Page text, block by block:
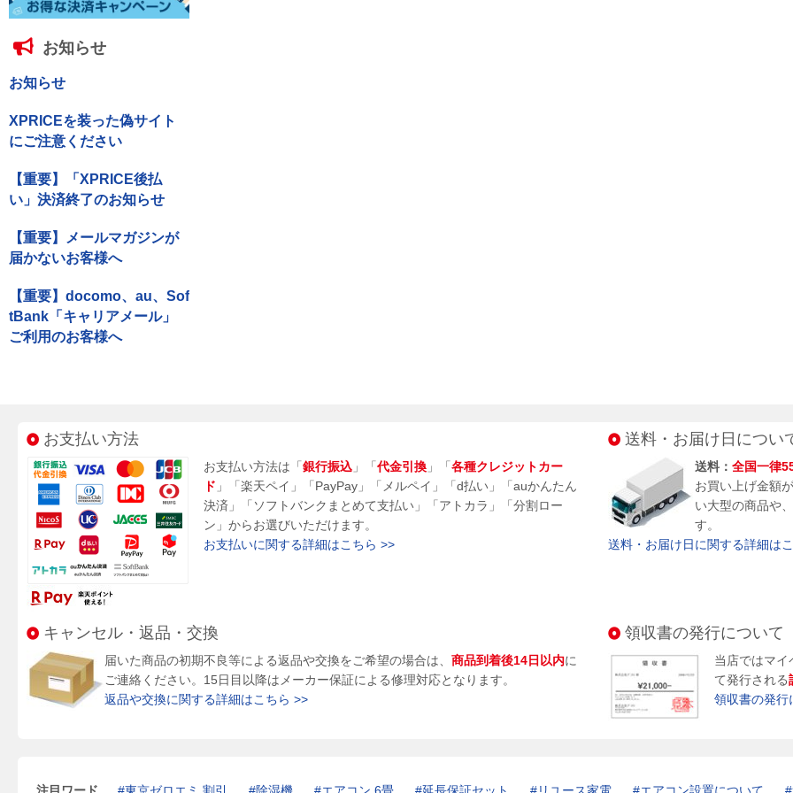
お知らせ
お知らせ
XPRICEを装った偽サイト
にご注意ください
【重要】「XPRICE後払
い」決済終了のお知らせ
【重要】メールマガジンが
届かないお客様へ
【重要】docomo、au、Sof
tBank「キャリアメール」
ご利用のお客様へ
お支払い方法
お支払い方法は「 銀行振込 」「 代金引換 」「 各種クレジットカー
ド 」「楽天ペイ」「PayPay」「メルペイ」「d払い」「auかんたん
決済」「ソフトバンクまとめて支払い」「アトカラ」「分割ロー
ン」からお選びいただけます。
お支払いに関する詳細はこちら >>
送料・お届け日につい
送料： 全国一律
お買い上げ金額
い大型の商品や
す。
送料・お届け日に関する詳細は
キャンセル・返品・交換
届いた商品の初期不良等による返品や交換をご希望の場合は、 商品到着後14日以内に
ご連絡ください。15日目以降はメーカー保証による修理対応となります。
返品や交換に関する詳細はこちら >>
領収書の発行について
当店ではマイ
て発行される
領収書の発行